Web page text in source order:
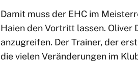
Damit muss der EHC im
Haien den Vortritt lassen. Oliver
anzugreifen. Der Trainer, der
die vielen Veränderungen im